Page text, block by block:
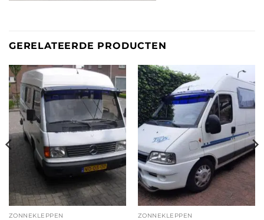
GERELATEERDE PRODUCTEN
ZONNEKLEPPEN ZONNEKLEPPEN